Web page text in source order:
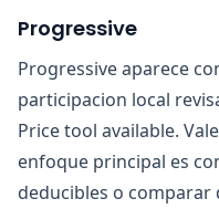
Progressive
Progressive aparece
participacion local
Price tool available.
enfoque principal es
deducibles o comparar